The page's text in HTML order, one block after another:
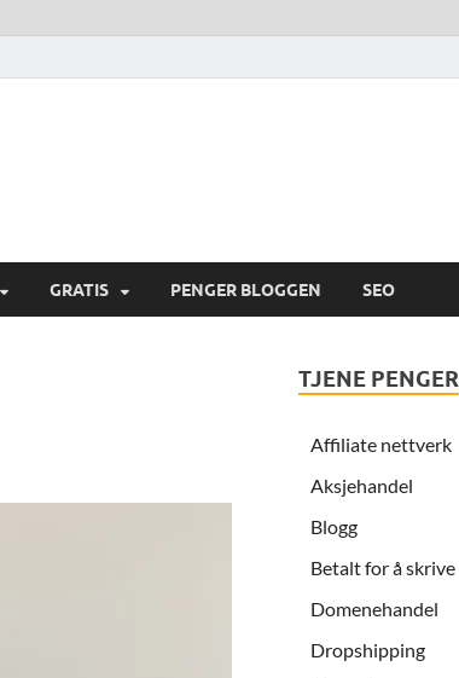
GRATIS PENGER BLOGGEN SEO
TJENE PENGER
Affiliate nettverk
Aksjehandel
Blogg
Betalt for å skrive
Domenehandel
Dropshipping